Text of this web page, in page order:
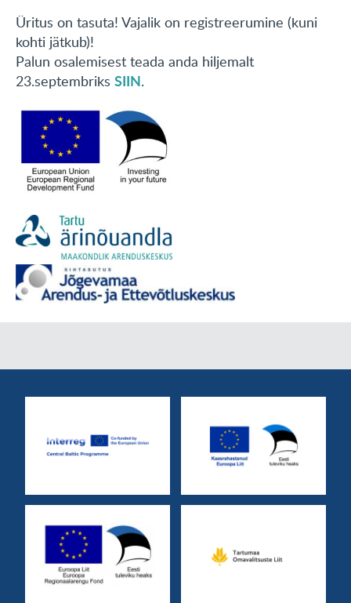
Üritus on tasuta! Vajalik on registreerumine (kuni
kohti jätkub)!
Palun osalemisest teada anda hiljemalt
23.septembriks SIIN.